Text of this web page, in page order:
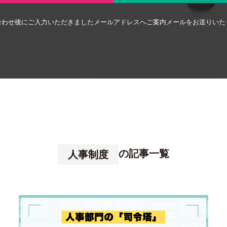
せ後にご入力いただきましたメールアドレスへご案内メールをお送りい
人事制度 の記事一覧